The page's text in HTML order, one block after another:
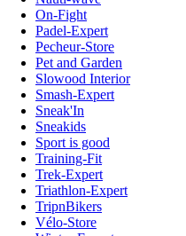
On-Fight
Padel-Expert
Pecheur-Store
Pet and Garden
Slowood Interior
Smash-Expert
Sneak'In
Sneakids
Sport is good
Training-Fit
Trek-Expert
Triathlon-Expert
TripnBikers
Vélo-Store